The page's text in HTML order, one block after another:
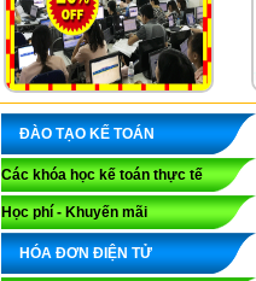
ĐÀO TẠO KẾ TOÁN
Các khóa học kế toán thực tế
Học phí - Khuyến mãi
HÓA ĐƠN ĐIỆN TỬ